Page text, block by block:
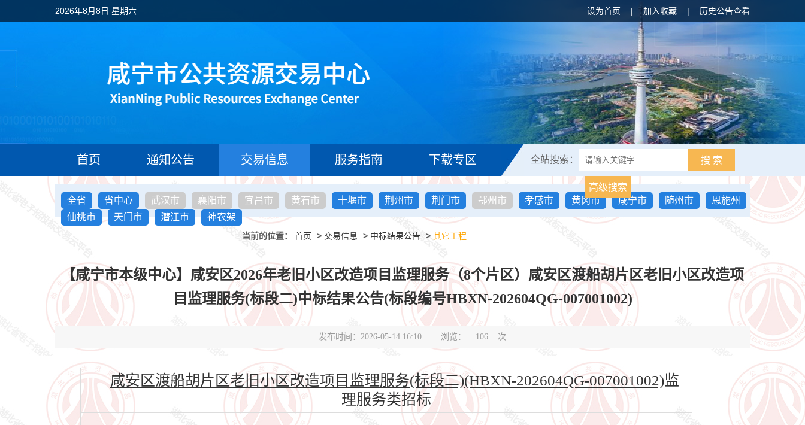
2026年8月8日 星期六 设为首页 | 加入收藏 | 历史公告查看
首页 通知公告 交易信息 服务指南 下载专区 全站搜索： 搜 索
高级搜索
全省
省中心 武汉市 襄阳市 宜昌市 黄石市 十堰市 荆州市 荆门市 鄂州市 孝感市 黄冈市 咸宁市 随州市
恩施州
仙桃市
天门市 潜江市 神农架
当前的位置： 首页 > 交易信息 > 中标结果公告 > 其它工程
【咸宁市本级中心】咸安区2026年老旧小区改造项目监理服务（8个片区）咸安区渡船胡片区老旧小区改造项
目监理服务(标段二)中标结果公告(标段编号HBXN-202604QG-007001002)
发布时间：2026-05-14 16:10 浏览： 106 次
咸安区渡船胡片区老旧小区改造项目监理服务(标段二)(HBXN-202604QG-007001002)监
理服务类招标